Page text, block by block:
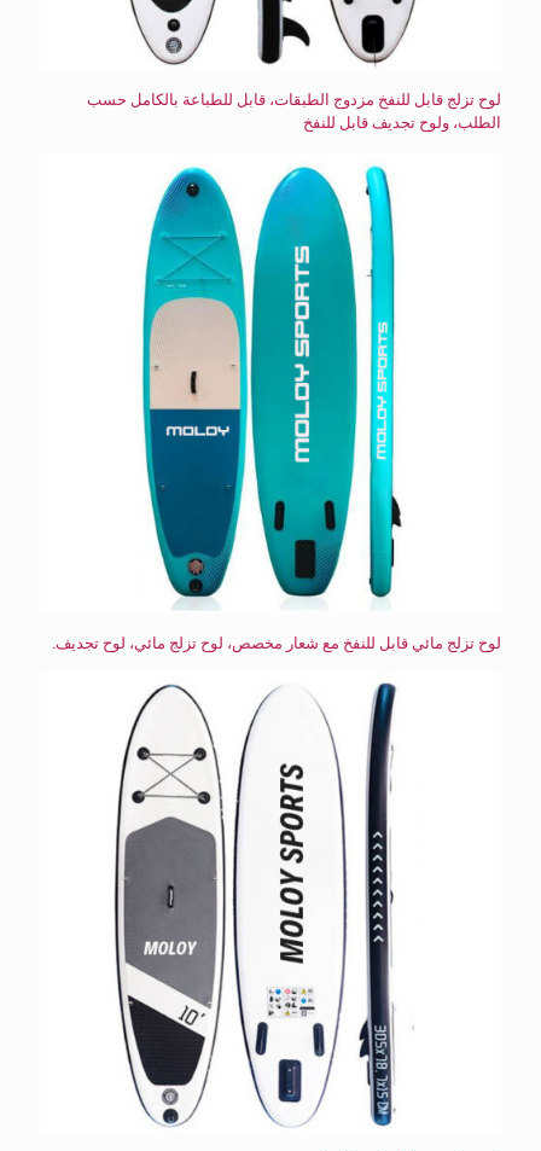
لوح تزلج قابل للنفخ مزدوج الطبقات، قابل للطباعة بالكامل حسب
الطلب، ولوح تجديف قابل للنفخ
لوح تزلج مائي قابل للنفخ مع شعار مخصص، لوح تزلج مائي، لوح تجديف.